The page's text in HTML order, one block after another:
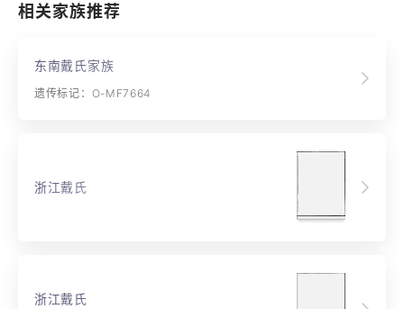
相关家族推荐
东南戴氏家族
遗传标记：O-MF7664
浙江戴氏
浙江戴氏